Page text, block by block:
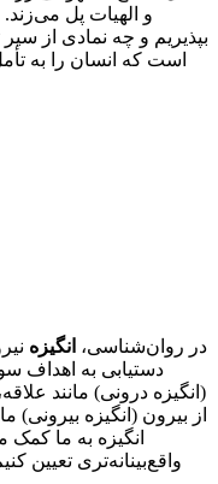
و الهیات پل
بپذیریم و چه نمادی از
است که انسان را به
در روان‌شناسی، انگیزه
دستیابی به اهداف
(انگیزه درونی) مانند
از بیرون (انگیزه بیرونی)
انگیزه به ما کمک
واقع‌بینانه‌تری تعیین